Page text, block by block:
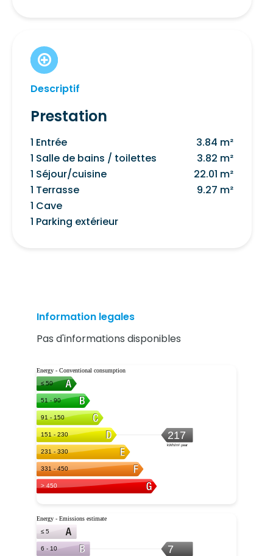
Descriptif
Prestation
1 Entrée
3.84 m²
1 Salle de bains / toilettes
3.82 m²
1 Séjour/cuisine
22.01 m²
1 Terrasse
9.27 m²
1 Cave
1 Parking extérieur
Information legales
Pas d'informations disponibles